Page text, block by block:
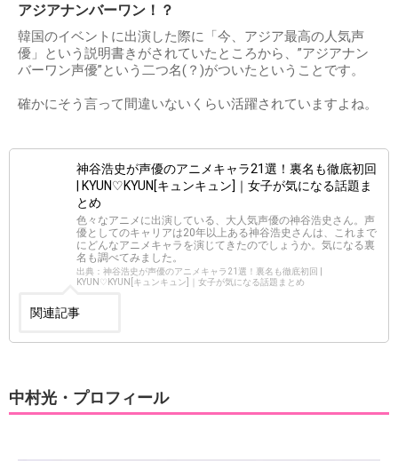
アジアナンバーワン！？
韓国のイベントに出演した際に「今、アジア最高の人気声
優」という説明書きがされていたところから、”アジアナン
バーワン声優”という二つ名(？)がついたということです。
確かにそう言って間違いないくらい活躍されていますよね。
神谷浩史が声優のアニメキャラ21選！裏名も徹底初回
| KYUN♡KYUN[キュンキュン]｜女子が気になる話題ま
とめ
色々なアニメに出演している、大人気声優の神谷浩史さん。声
優としてのキャリアは20年以上ある神谷浩史さんは、これまで
にどんなアニメキャラを演じてきたのでしょうか。気になる裏
名も調べてみました。
出典：神谷浩史が声優のアニメキャラ21選！裏名も徹底初回 |
KYUN♡KYUN[キュンキュン]｜女子が気になる話題まとめ
関連記事
中村光・プロフィール